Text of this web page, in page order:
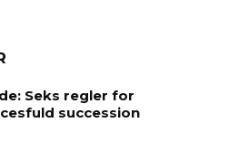
Seks regler for
succession